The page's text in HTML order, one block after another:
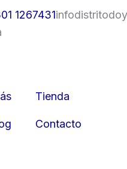
1267431
Tienda
Contacto